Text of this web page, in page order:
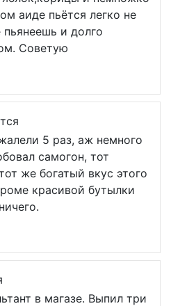
аиде пьётся легко не
и долго
Советую
5 раз, аж немного
самогон, тот
же богатый вкус этого
красивой бутылки
в магазе. Выпил три